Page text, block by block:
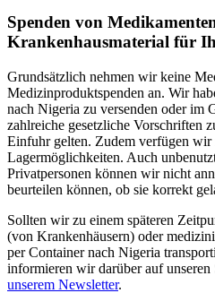
Spenden von
Krankenhausmaterial für
Grundsätzlich nehmen wir keine
Medizinproduktspenden an. Wir
nach Nigeria zu versenden oder im
zahlreiche gesetzliche Vorschriften
Einfuhr gelten. Zudem verfügen wir
Lagermöglichkeiten. Auch
Privatpersonen können wir nicht
beurteilen können, ob sie korrekt
Sollten wir zu einem späteren
(von Krankenhäusern) oder
per Container nach Nigeria
informieren wir darüber auf
unserem Newsletter.